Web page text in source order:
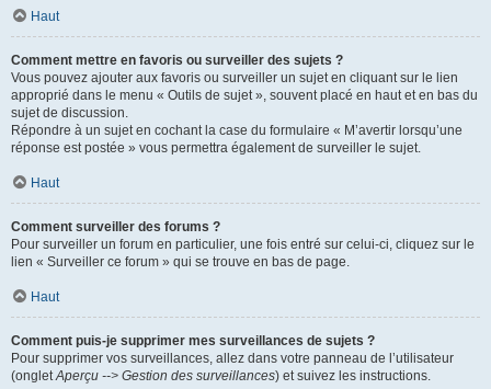
Haut
Comment mettre en favoris ou surveiller des sujets ?
Vous pouvez ajouter aux favoris ou surveiller un sujet en cliquant sur le lien
approprié dans le menu « Outils de sujet », souvent placé en haut et en bas du
sujet de discussion.
Répondre à un sujet en cochant la case du formulaire « M’avertir lorsqu’une
réponse est postée » vous permettra également de surveiller le sujet.
Haut
Comment surveiller des forums ?
Pour surveiller un forum en particulier, une fois entré sur celui-ci, cliquez sur le
lien « Surveiller ce forum » qui se trouve en bas de page.
Haut
Comment puis-je supprimer mes surveillances de sujets ?
Pour supprimer vos surveillances, allez dans votre panneau de l’utilisateur
(onglet Aperçu --> Gestion des surveillances) et suivez les instructions.